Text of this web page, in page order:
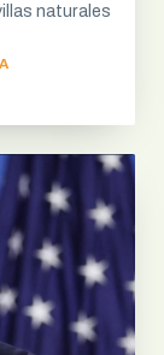
naturales